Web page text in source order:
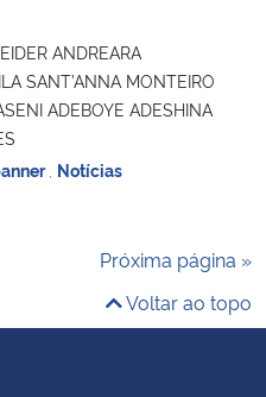
ANDREARA
SANT’ANNA MONTEIRO
ADEBOYE ADESHINA
Notícias
Próxima página »
Voltar ao topo